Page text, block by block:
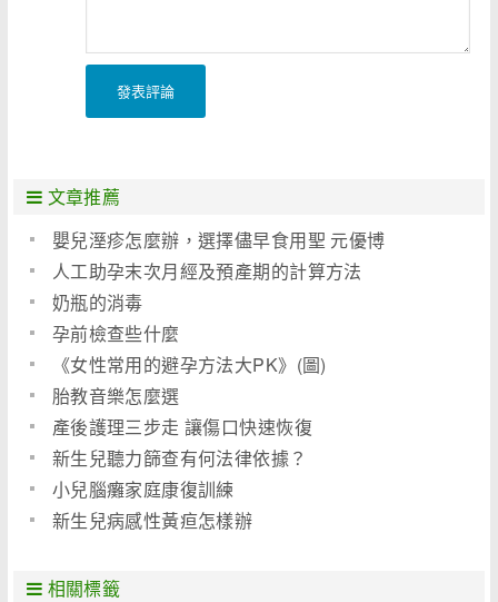
發表評論
文章推薦
嬰兒溼疹怎麼辦，選擇儘早食用聖 元優博
人工助孕末次月經及預產期的計算方法
奶瓶的消毒
孕前檢查些什麼
《女性常用的避孕方法大PK》(圖)
胎教音樂怎麼選
產後護理三步走 讓傷口快速恢復
新生兒聽力篩查有何法律依據？
小兒腦癱家庭康復訓練
新生兒病感性黃疸怎樣辦
相關標籤